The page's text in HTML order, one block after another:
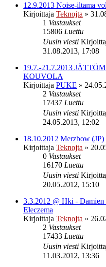
12.9.2013 Noise-iltama
Kirjoittaja Teknojta »
1 Vastaukset
15806 Luettu
Uusin viesti
31.08.2013, 17:08
19.7.-21.7.2013
KOUVOLA
Kirjoittaja PUKE »
2 Vastaukset
17437 Luettu
Uusin viesti
24.05.2013, 12:02
18.10.2012 Merzbow
Kirjoittaja Teknojta »
0 Vastaukset
16170 Luettu
Uusin viesti
20.05.2012, 15:10
3.3.2012 @ Hki -
Eleczema
Kirjoittaja Teknojta »
2 Vastaukset
17433 Luettu
Uusin viesti
11.03.2012, 13:36